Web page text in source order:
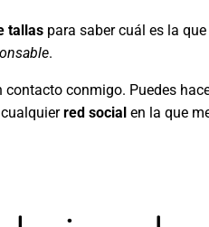
tallas para saber cuál es la
.
conmigo. Puedes
red social en la que